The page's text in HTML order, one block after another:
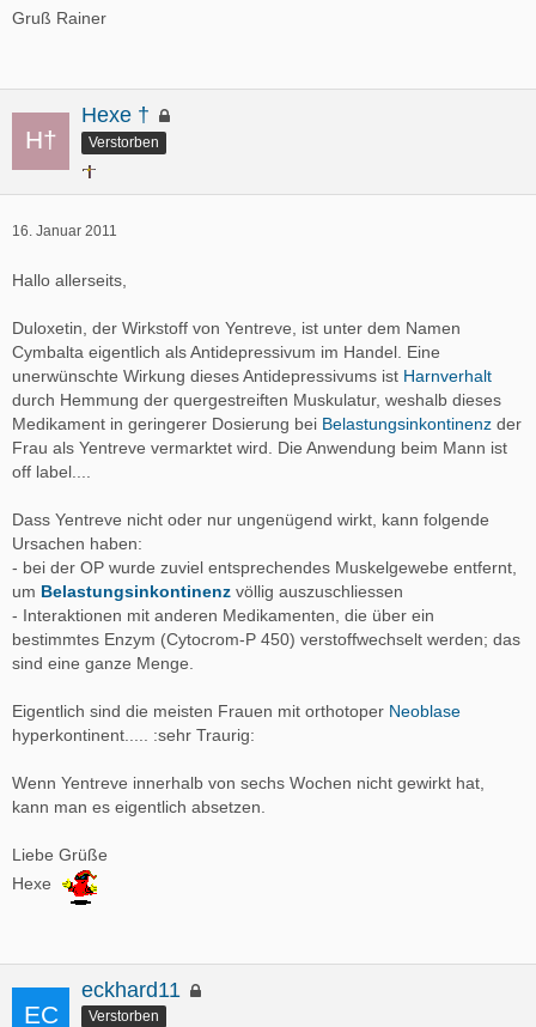
Gruß Rainer
Hexe †
Verstorben
16. Januar 2011
Hallo allerseits,
Duloxetin, der Wirkstoff von Yentreve, ist unter dem Namen
Cymbalta eigentlich als Antidepressivum im Handel. Eine
unerwünschte Wirkung dieses Antidepressivums ist Harnverhalt
durch Hemmung der quergestreiften Muskulatur, weshalb dieses
Medikament in geringerer Dosierung bei Belastungsinkontinenz der
Frau als Yentreve vermarktet wird. Die Anwendung beim Mann ist
off label....
Dass Yentreve nicht oder nur ungenügend wirkt, kann folgende
Ursachen haben:
- bei der OP wurde zuviel entsprechendes Muskelgewebe entfernt,
um Belastungsinkontinenz völlig auszuschliessen
- Interaktionen mit anderen Medikamenten, die über ein
bestimmtes Enzym (Cytocrom-P 450) verstoffwechselt werden; das
sind eine ganze Menge.
Eigentlich sind die meisten Frauen mit orthotoper Neoblase
hyperkontinent..... :sehr Traurig:
Wenn Yentreve innerhalb von sechs Wochen nicht gewirkt hat,
kann man es eigentlich absetzen.
Liebe Grüße
Hexe
eckhard11
Verstorben